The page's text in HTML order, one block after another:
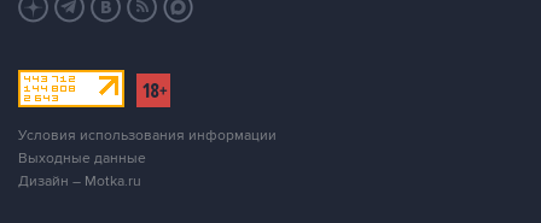
Условия использования информации
Выходные данные
Дизайн – Motka.ru